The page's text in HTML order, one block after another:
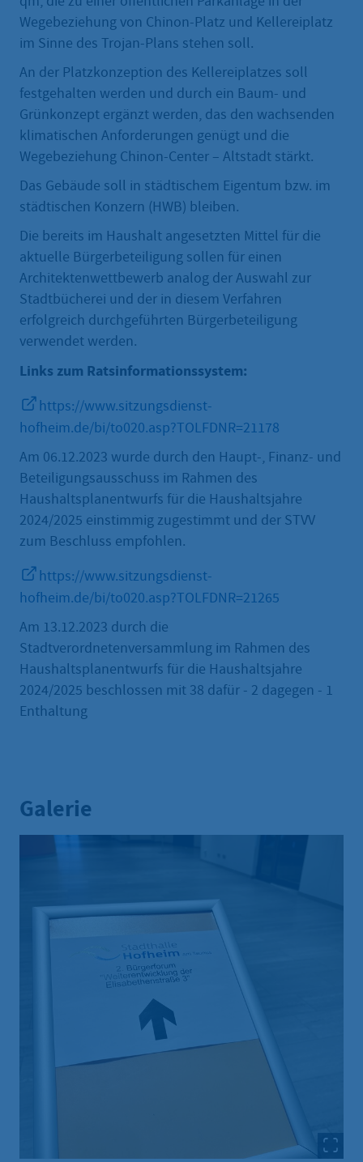
Wegebeziehung von Chinon-Platz und Kellereiplatz
im Sinne des Trojan-Plans stehen soll.
An der Platzkonzeption des Kellereiplatzes soll
festgehalten werden und durch ein Baum- und
Grünkonzept ergänzt werden, das den wachsenden
klimatischen Anforderungen genügt und die
Wegebeziehung Chinon-Center – Altstadt stärkt.
Das Gebäude soll in städtischem Eigentum bzw. im
städtischen Konzern (HWB) bleiben.
Die bereits im Haushalt angesetzten Mittel für die
aktuelle Bürgerbeteiligung sollen für einen
Architektenwettbewerb analog der Auswahl zur
Stadtbücherei und der in diesem Verfahren
erfolgreich durchgeführten Bürgerbeteiligung
verwendet werden.
Links zum Ratsinformationssystem:
https://www.sitzungsdienst-
hofheim.de/bi/to020.asp?TOLFDNR=21178
Am 06.12.2023 wurde durch den Haupt-, Finanz- und
Beteiligungsausschuss im Rahmen des
Haushaltsplanentwurfs für die Haushaltsjahre
2024/2025 einstimmig zugestimmt und der STVV
zum Beschluss empfohlen.
https://www.sitzungsdienst-
hofheim.de/bi/to020.asp?TOLFDNR=21265
Am 13.12.2023 durch die
Stadtverordnetenversammlung im Rahmen des
Haushaltsplanentwurfs für die Haushaltsjahre
2024/2025 beschlossen mit 38 dafür - 2 dagegen - 1
Enthaltung
Galerie